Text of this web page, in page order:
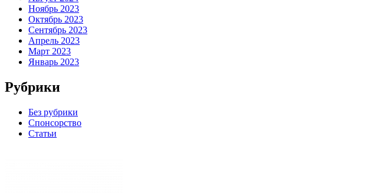
Ноябрь 2023
Октябрь 2023
Сентябрь 2023
Апрель 2023
Март 2023
Январь 2023
Рубрики
Без рубрики
Спонсорство
Статьи